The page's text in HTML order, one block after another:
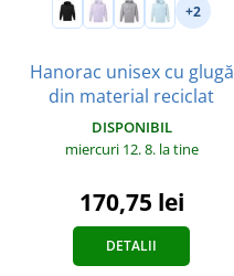
+2
Hanorac unisex cu glugă
din material reciclat
DISPONIBIL
miercuri 12. 8. la tine
170,75 lei
DETALII